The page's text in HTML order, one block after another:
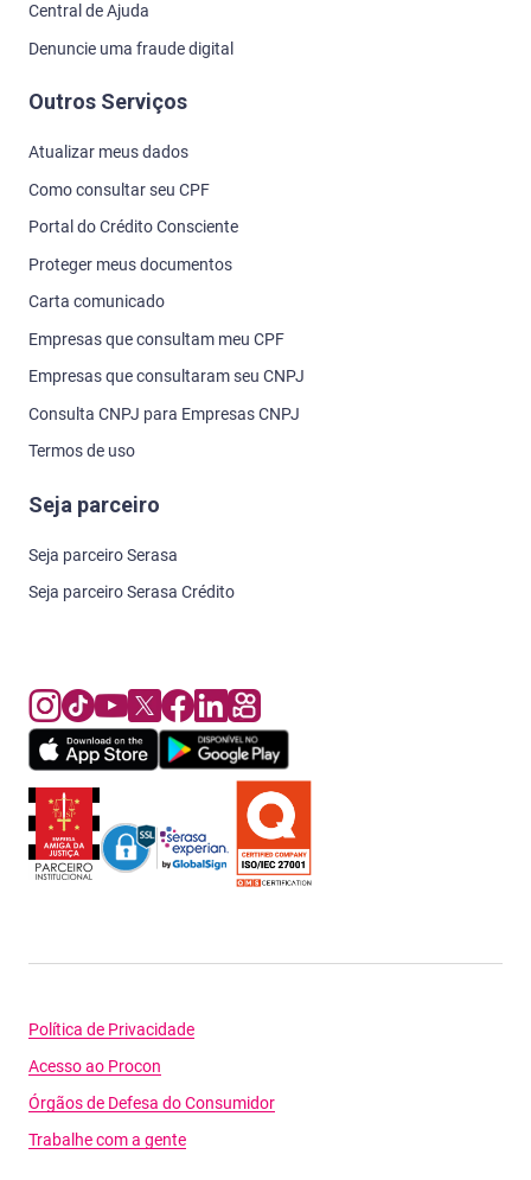
Central de Ajuda
Denuncie uma fraude digital
Outros Serviços
Atualizar meus dados
Como consultar seu CPF
Portal do Crédito Consciente
Proteger meus documentos
Carta comunicado
Empresas que consultam meu CPF
Empresas que consultaram seu CNPJ
Consulta CNPJ para Empresas CNPJ
Termos de uso
Seja parceiro
Seja parceiro Serasa
Seja parceiro Serasa Crédito
Política de Privacidade
Acesso ao Procon
Órgãos de Defesa do Consumidor
Trabalhe com a gente